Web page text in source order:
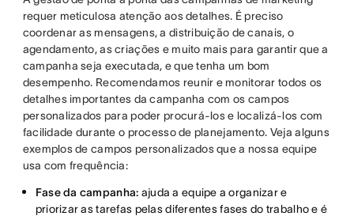
requer meticulosa atenção aos detalhes. É preciso
coordenar as mensagens, a distribuição de canais, o
agendamento, as criações e muito mais para garantir que a
campanha seja executada, e que tenha um bom
desempenho. Recomendamos reunir e monitorar todos os
detalhes importantes da campanha com os campos
personalizados para poder procurá-los e localizá-los com
facilidade durante o processo de planejamento. Veja alguns
exemplos de campos personalizados que a nossa equipe
usa com frequência:
Fase da campanha: ajuda a equipe a organizar e
priorizar as tarefas pelas diferentes fases do trabalho e é